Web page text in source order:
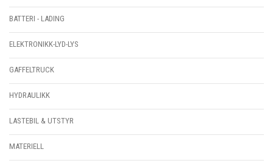
BATTERI - LADING
ELEKTRONIKK-LYD-LYS
GAFFELTRUCK
HYDRAULIKK
LASTEBIL & UTSTYR
MATERIELL